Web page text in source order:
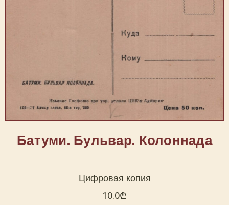
Батуми. Бульвар. Колоннада
Цифровая копия
10.0₾